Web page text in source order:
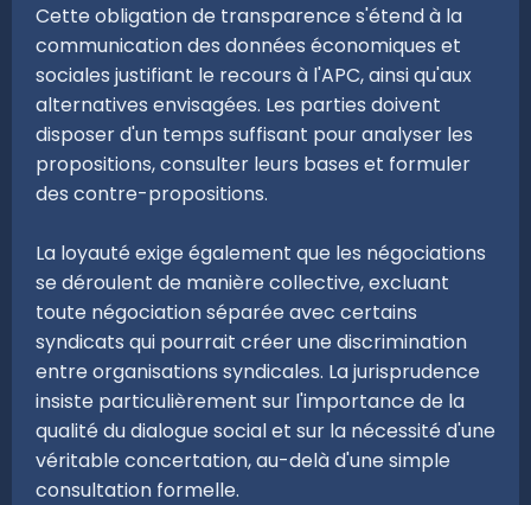
Cette obligation de transparence s'étend à la
communication des données économiques et
sociales justifiant le recours à l'APC, ainsi qu'aux
alternatives envisagées. Les parties doivent
disposer d'un temps suffisant pour analyser les
propositions, consulter leurs bases et formuler
des contre-propositions.
La loyauté exige également que les négociations
se déroulent de manière collective, excluant
toute négociation séparée avec certains
syndicats qui pourrait créer une discrimination
entre organisations syndicales. La jurisprudence
insiste particulièrement sur l'importance de la
qualité du dialogue social et sur la nécessité d'une
véritable concertation, au-delà d'une simple
consultation formelle.